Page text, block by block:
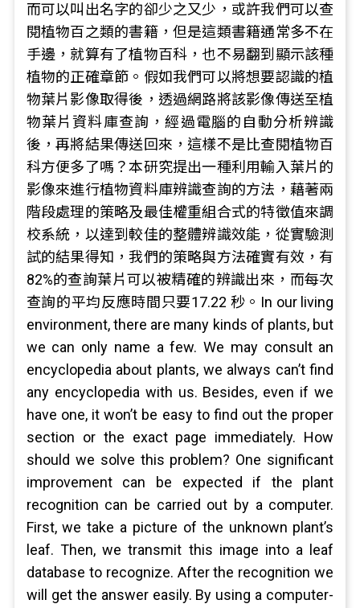
而可以叫出名字的卻少之又少，或許我們可以查
閱植物百之類的書籍，但是這類書籍通常多不在
手邊，就算有了植物百科，也不易翻到顯示該種
植物的正確章節。假如我們可以將想要認識的植
物葉片影像取得後，透過網路將該影像傳送至植
物葉片資料庫查詢，經過電腦的自動分析辨識
後，再將結果傳送回來，這樣不是比查閱植物百
科方便多了嗎？本研究提出一種利用輸入葉片的
影像來進行植物資料庫辨識查詢的方法，藉著兩
階段處理的策略及最佳權重組合式的特徵值來調
校系統，以達到較佳的整體辨識效能，從實驗測
試的結果得知，我們的策略與方法確實有效，有
82%的查詢葉片可以被精確的辨識出來，而每次
查詢的平均反應時間只要17.22 秒。In our living
environment, there are many kinds of plants, but
we can only name a few. We may consult an
encyclopedia about plants, we always can’t find
any encyclopedia with us. Besides, even if we
have one, it won’t be easy to find out the proper
section or the exact page immediately. How
should we solve this problem? One significant
improvement can be expected if the plant
recognition can be carried out by a computer.
First, we take a picture of the unknown plant’s
leaf. Then, we transmit this image into a leaf
database to recognize. After the recognition we
will get the answer easily. By using a computer-